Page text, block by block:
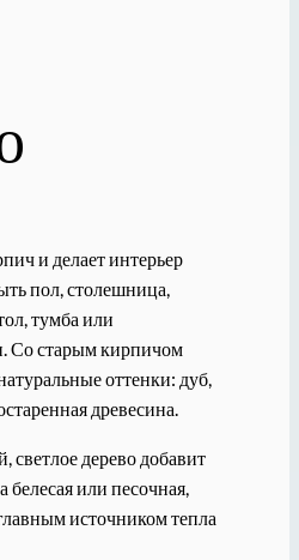
и делает интерьер
пол, столешница,
тумба или
Со старым кирпичом
оттенки: дуб,
древесина.
дерево добавит
белесая или песочная,
источником тепла